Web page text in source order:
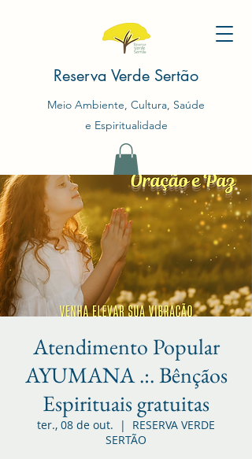
Reserva Verde Sertão
Meio Ambiente, Cultura, Saúde
e Espiritualidade
Atendimento Popular
AYUMANA .:. Bênçãos
Espirituais gratuitas
ter., 08 de out.
  |
RESERVA VERDE
SERTÃO